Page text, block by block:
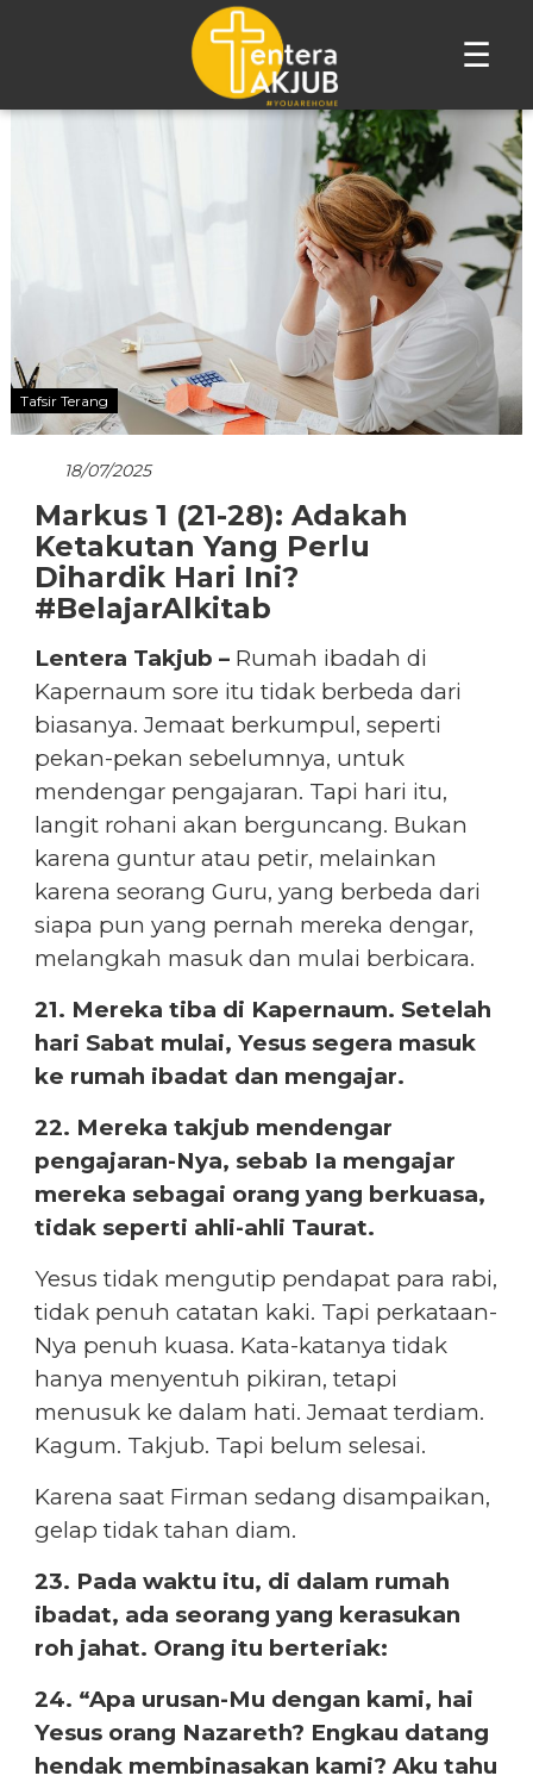
☰
Lompat
Tafsir Terang
18/07/2025
Markus 1 (21-28): Adakah
Ketakutan Yang Perlu
Dihardik Hari Ini?
#BelajarAlkitab
Lentera Takjub –Rumah ibadah di
Kapernaum sore itu tidak berbeda dari
biasanya. Jemaat berkumpul, seperti
pekan-pekan sebelumnya, untuk
mendengar pengajaran. Tapi hari itu,
langit rohani akan berguncang. Bukan
karena guntur atau petir, melainkan
karena seorang Guru, yang berbeda dari
siapa pun yang pernah mereka dengar,
melangkah masuk dan mulai berbicara.
21. Mereka tiba di Kapernaum. Setelah
hari Sabat mulai, Yesus segera masuk
ke rumah ibadat dan mengajar.
22. Mereka takjub mendengar
pengajaran-Nya, sebab Ia mengajar
mereka sebagai orang yang berkuasa,
tidak seperti ahli-ahli Taurat.
Yesus tidak mengutip pendapat para rabi,
tidak penuh catatan kaki. Tapi perkataan-
Nya penuh kuasa. Kata-katanya tidak
hanya menyentuh pikiran, tetapi
menusuk ke dalam hati. Jemaat terdiam.
Kagum. Takjub. Tapi belum selesai.
Karena saat Firman sedang disampaikan,
gelap tidak tahan diam.
23. Pada waktu itu, di dalam rumah
ibadat, ada seorang yang kerasukan
roh jahat. Orang itu berteriak:
24. “Apa urusan-Mu dengan kami, hai
Yesus orang Nazareth? Engkau datang
hendak membinasakan kami? Aku tahu